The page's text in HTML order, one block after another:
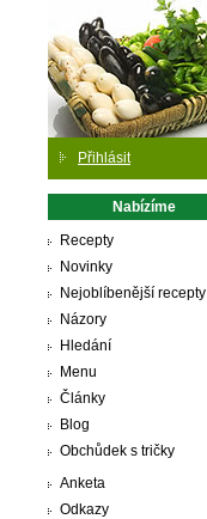
Přihlásit
Nabízíme
Recepty
Novinky
Nejoblíbenější recepty
Názory
Hledání
Menu
Články
Blog
Obchůdek s tričky
Anketa
Odkazy